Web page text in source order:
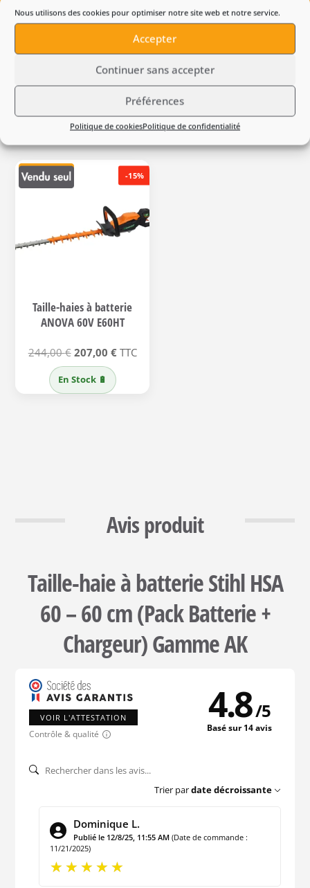
Nous utilisons des cookies pour optimiser notre site web et notre service.
Accepter
Continuer sans accepter
Préférences
Politique de cookiesPolitique de confidentialité
Produits suggérés
-15%
Taille-haies à batterie
ANOVA 60V E60HT
244,00€ Le
prix
initial
207,00 €Le
actuel
TTC
En Stock 🔋
Avis produit
Taille-haie à batterie Stihl HSA
60 – 60 cm (Pack Batterie +
Chargeur) Gamme AK
VOIR L'ATTESTATION
Contrôle & qualité
4.8/5
Basé sur 14 avis
Trier pardate décroissante
Dominique L.
Publié le 12/8/25, 11:55 AM (Date de commande :
11/21/2025)